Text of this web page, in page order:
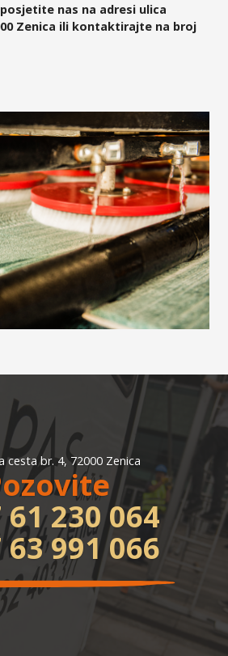
nas na adresi ulica
Zenica ili kontaktirajte na broj
cesta br. 4, 72000 Zenica
61 230 064
63 991 066